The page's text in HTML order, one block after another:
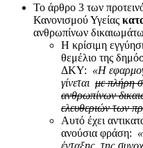
Το άρθρο 3 των
Κανονισμού Υγείας
ανθρωπίνων
Η κρίσιμη
θεμέλιο της
ΔΚΥ: «Η
γίνεται με πλήρη
ανθρωπίνων
ελευθεριών των
Αυτό έχει
ανούσια φράση:
ένταξης, της